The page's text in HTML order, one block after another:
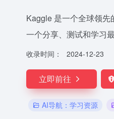
Kaggle 是一个全球领
一个分享、测试和学习
收录时间： 2024-12-23
立即前往
AI导航：学习资源